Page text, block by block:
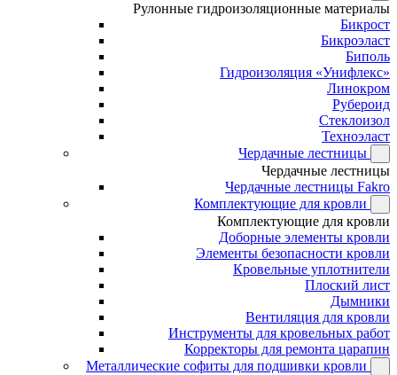
Рулонные гидроизоляционные материалы
Бикрост
Бикроэласт
Биполь
Гидроизоляция «Унифлекс»
Линокром
Рубероид
Стеклоизол
Техноэласт
Чердачные лестницы
Чердачные лестницы
Чердачные лестницы Fakro
Комплектующие для кровли
Комплектующие для кровли
Доборные элементы кровли
Элементы безопасности кровли
Кровельные уплотнители
Плоский лист
Дымники
Вентиляция для кровли
Инструменты для кровельных работ
Корректоры для ремонта царапин
Металлические софиты для подшивки кровли